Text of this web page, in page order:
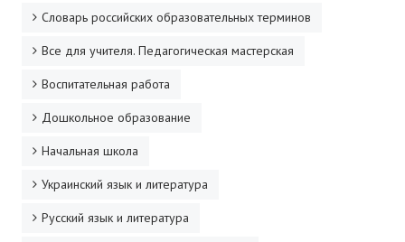
Словарь российских образовательных терминов
Все для учителя. Педагогическая мастерская
Воспитательная работа
Дошкольное образование
Начальная школа
Украинский язык и литература
Русский язык и литература